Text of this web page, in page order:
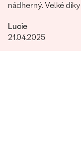
nádherný. Velké díky
Lucie
21.04.2025